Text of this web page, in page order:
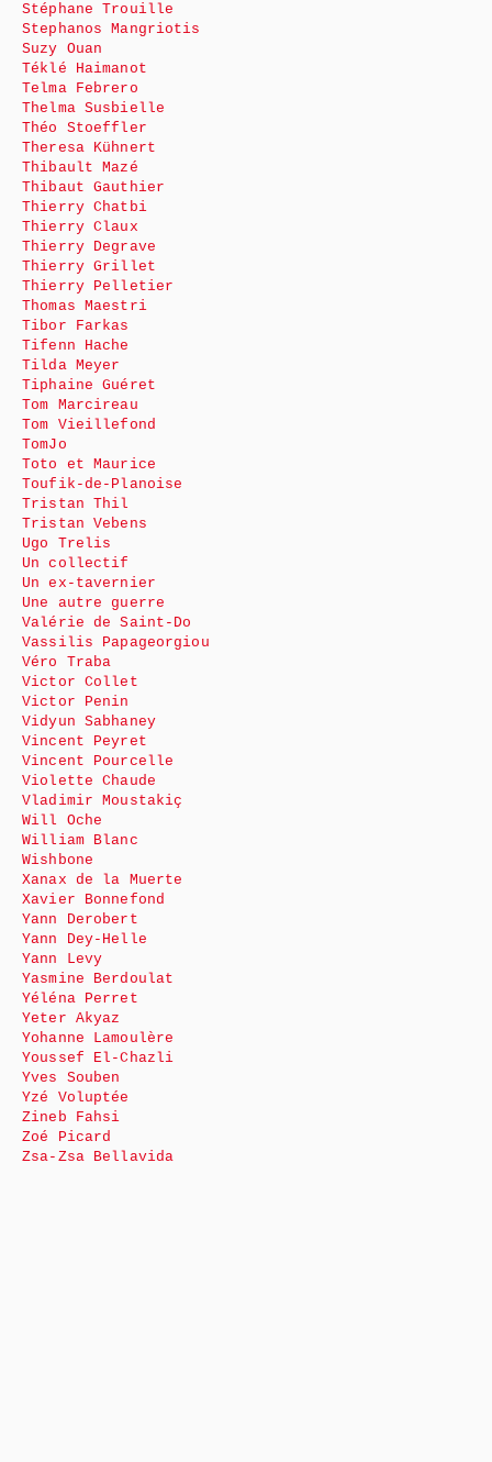
Stéphane Trouille
Stephanos Mangriotis
Suzy Ouan
Téklé Haimanot
Telma Febrero
Thelma Susbielle
Théo Stoeffler
Theresa Kühnert
Thibault Mazé
Thibaut Gauthier
Thierry Chatbi
Thierry Claux
Thierry Degrave
Thierry Grillet
Thierry Pelletier
Thomas Maestri
Tibor Farkas
Tifenn Hache
Tilda Meyer
Tiphaine Guéret
Tom Marcireau
Tom Vieillefond
TomJo
Toto et Maurice
Toufik-de-Planoise
Tristan Thil
Tristan Vebens
Ugo Trelis
Un collectif
Un ex-tavernier
Une autre guerre
Valérie de Saint-Do
Vassilis Papageorgiou
Véro Traba
Victor Collet
Victor Penin
Vidyun Sabhaney
Vincent Peyret
Vincent Pourcelle
Violette Chaude
Vladimir Moustakiç
Will Oche
William Blanc
Wishbone
Xanax de la Muerte
Xavier Bonnefond
Yann Derobert
Yann Dey-Helle
Yann Levy
Yasmine Berdoulat
Yéléna Perret
Yeter Akyaz
Yohanne Lamoulère
Youssef El-Chazli
Yves Souben
Yzé Voluptée
Zineb Fahsi
Zoé Picard
Zsa-Zsa Bellavida